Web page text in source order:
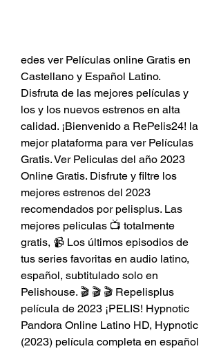
edes ver Películas online Gratis en
Castellano y Español Latino.
Disfruta de las mejores películas y
los y los nuevos estrenos en alta
calidad. ¡Bienvenido a RePelis24! la
mejor plataforma para ver Películas
Gratis. Ver Peliculas del año 2023
Online Gratis. Disfrute y filtre los
mejores estrenos del 2023
recomendados por pelisplus. Las
mejores peliculas 📺 totalmente
gratis, 📹 Los últimos episodios de
tus series favoritas en audio latino,
español, subtitulado solo en
Pelishouse. 🎬 🎬 🎬 Repelisplus
película de 2023 ¡PELIS! Hypnotic
Pandora Online Latino HD, Hypnotic
(2023) película completa en español